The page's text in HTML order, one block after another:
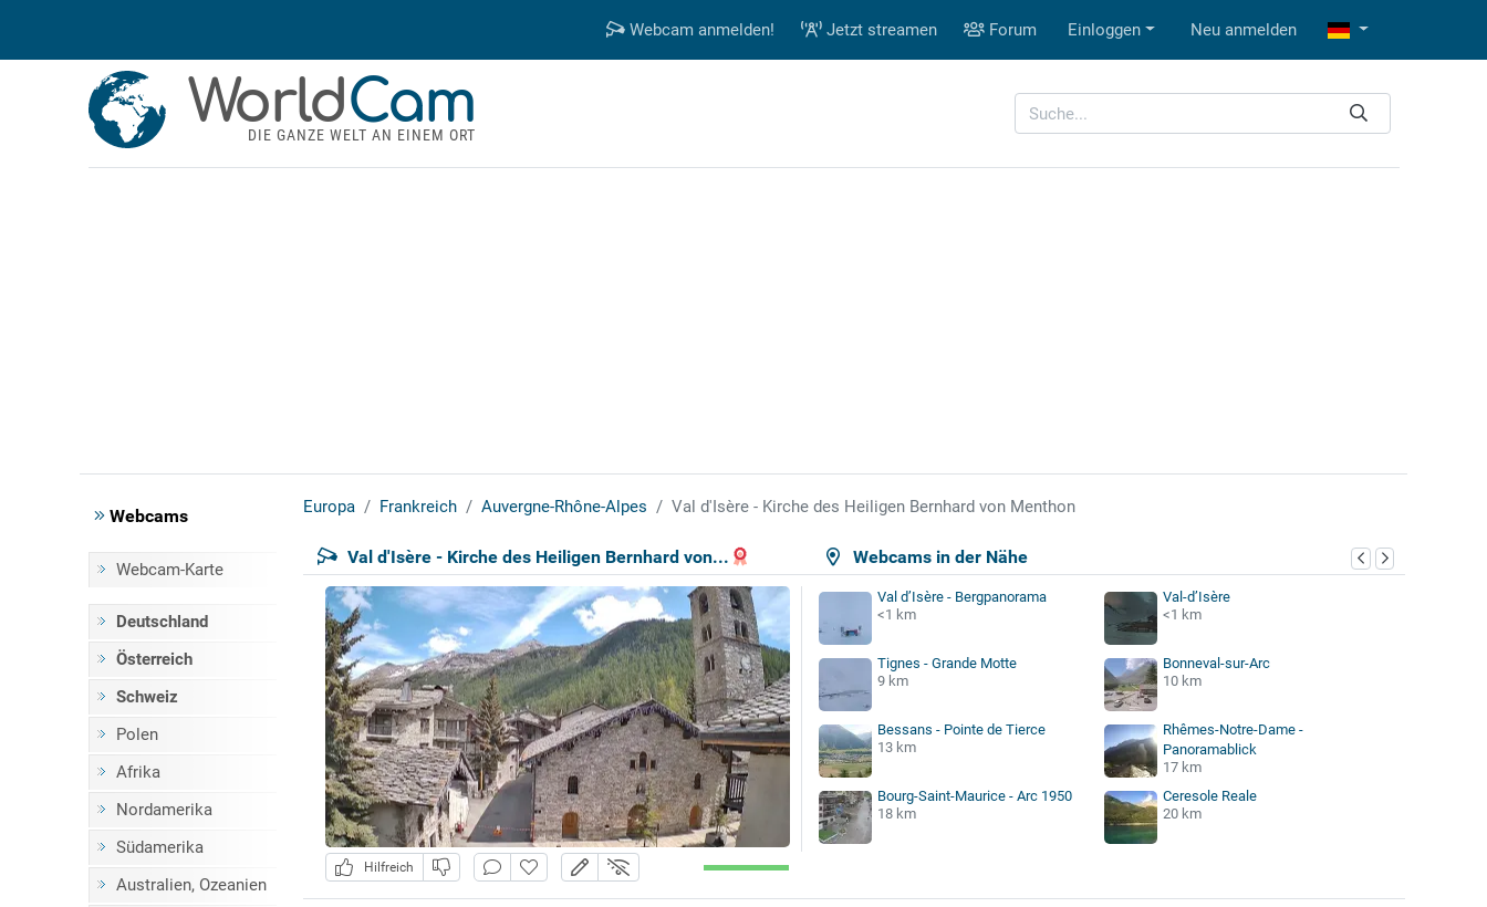
Webcam anmelden! Jetzt streamen Forum Einloggen Neu anmelden
WorldCam
DIE GANZE WELT AN EINEM ORT
Webcams
Webcam-Karte
Deutschland
Österreich
Schweiz
Polen
Afrika
Nordamerika
Südamerika
Australien, Ozeanien
Europa Frankreich Auvergne-Rhône-Alpes Val d'Isère - Kirche des Heiligen Bernhard von Menthon
Webcams in der Nähe
Val d'Isère - Kirche des Heiligen Bernhard von...
Hilfreich
Val d’Isère - Bergpanorama
<1 km
Val-d’Isère
<1 km
Tignes - Grande Motte
9 km
Bonneval-sur-Arc
10 km
Bessans - Pointe de Tierce
13 km
Rhêmes-Notre-Dame -
Panoramablick
17 km
Bourg-Saint-Maurice - Arc 1950
18 km
Ceresole Reale
20 km